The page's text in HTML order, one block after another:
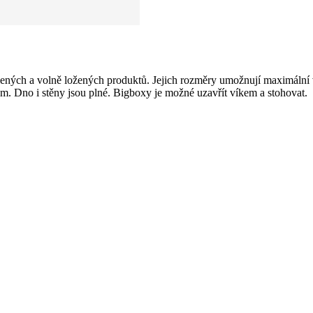
a volně ložených produktů. Jejich rozměry umožnují
Dno i stěny jsou plné. Bigboxy je možné uzavřít víkem a stohovat.